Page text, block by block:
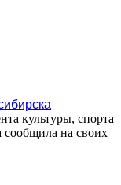
культуры, спорта
на своих